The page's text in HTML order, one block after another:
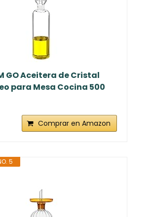
GO Aceitera de Cristal
para Mesa Cocina 500
Comprar en Amazon
5